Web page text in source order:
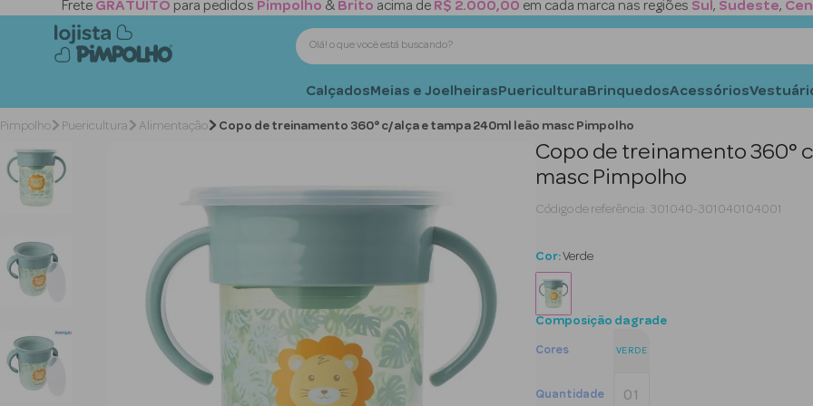
Frete GRATUITO para pedidos Pimpolho & Brito acima de R$ 2.000,00 em cada marca nas regiões Sul, Sudeste,
Olá! o que você está buscando?
CalçadosMeias e JoelheirasPuericulturaBrinquedosAcessórios
Puericultura Alimentação Copo de treinamento 360° c/alça e tampa 240ml leão masc Pimpolho
Copo de treinamento 360°
masc Pimpolho
Código de referência 301040-301040104001
Cor:Verde
Composição da grade
Cores
Quantidade
VERDE
01